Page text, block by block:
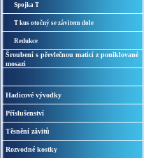
Spojka T
T kus otočný se závitem dole
Redukce
Šroubení s převlečnou maticí z poniklované
mosazi
Hadicové vývodky
Příslušenství
Těsnění závitů
Rozvodné kostky